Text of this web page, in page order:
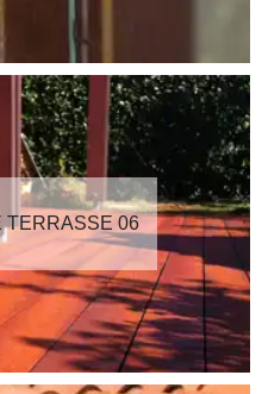
TERRASSE 06